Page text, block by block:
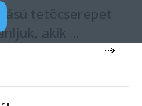
tetőcserepet
akik ...